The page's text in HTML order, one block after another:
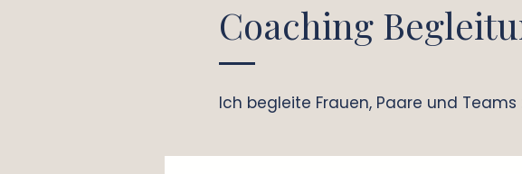
Coaching
Ich begleite Frauen, Paare und